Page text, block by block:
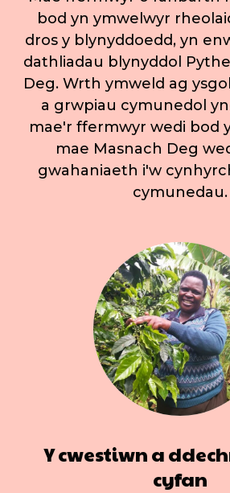
bod yn ymwelwyr
dros y blynyddoedd, yn
dathliadau blynyddol
Deg. Wrth ymweld ag
a grwpiau cymunedol
mae'r ffermwyr wedi bod
mae Masnach Deg
gwahaniaeth i'w
cymunedau.
Y cwestiwn a
cyfan